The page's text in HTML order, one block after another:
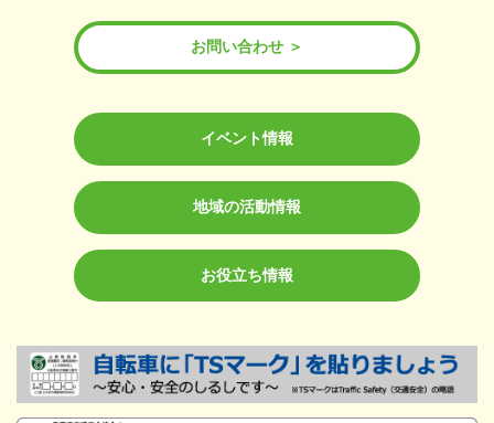
お問い合わせ
イベント情報
地域の活動情報
お役立ち情報